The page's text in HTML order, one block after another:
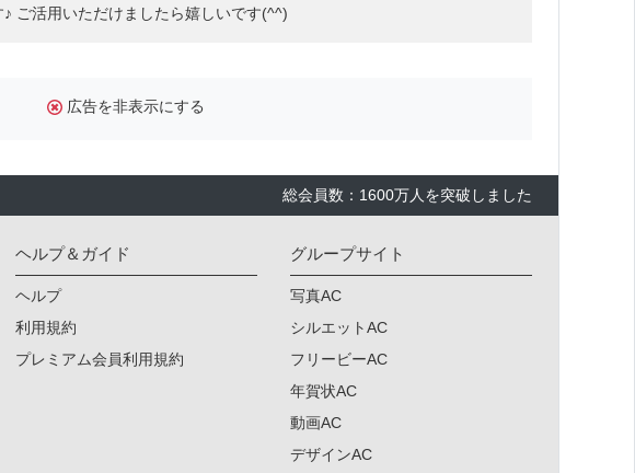
ご活用いただけましたら嬉しいです(^^)
広告を非表示にする
総会員数：1600万人を突破しました
ヘルプ＆ガイド
ヘルプ
利用規約
プレミアム会員利用規約
グループサイト
写真AC
シルエットAC
フリービーAC
年賀状AC
動画AC
デザインAC